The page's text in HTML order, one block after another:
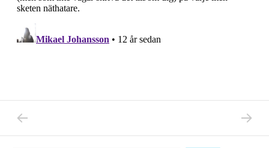
Inläggsnavigering
PREVIOUS POST: VARJE GÅNG JAG KÖR
NEXT